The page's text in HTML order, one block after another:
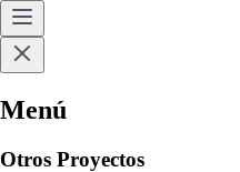
Menú
Otros Proyectos